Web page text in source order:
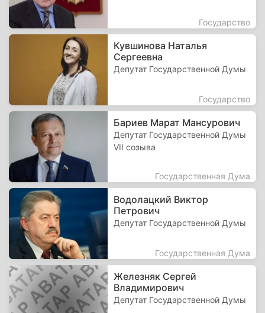
Государство
Кувшинова Наталья
Сергеевна
Депутат Государственной Думы
Государство
Бариев Марат Мансурович
Депутат Государственной Думы
VII созыва
Государственная Дума
Водолацкий Виктор
Петрович
Депутат Государственной Думы
Государственная Дума
Железняк Сергей
Владимирович
Депутат Государственной Думы